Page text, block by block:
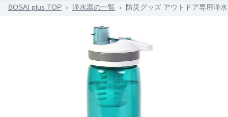
BOSAI plus TOP › 浄水器の一覧 › 防災グッズ アウトドア専用浄